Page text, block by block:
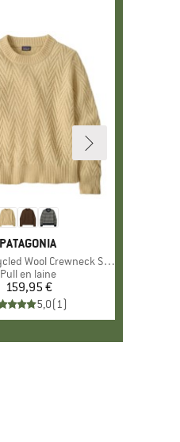
MARQUE
PATAGONIA
Wool Crewneck Sweater
Product group
Pull en laine
Prix
159,95 €
5,0(1)